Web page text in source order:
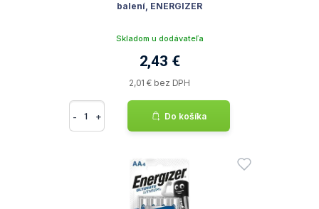
balení, ENERGIZER
Skladom u dodávateľa
2,43 €
2,01 € bez DPH
- + Do košíka